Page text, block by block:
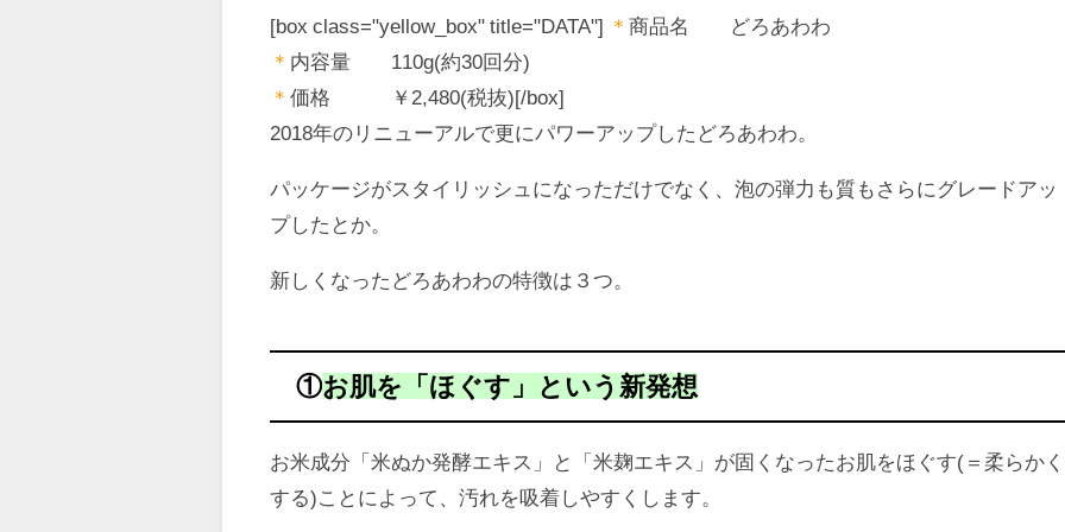
[box class="yellow_box" title="DATA"] ＊商品名 どろあわわ
＊ 内容量 110g(約30回分)
＊価格 ￥2,480(税抜)[/box]
2018年のリニューアルで更にパワーアップしたどろあわわ。
パッケージがスタイリッシュになっただけでなく、泡の弾力も質もさらにグレードアッ
プしたとか。
新しくなったどろあわわの特徴は３つ。
①お肌を「ほぐす」という新発想
お米成分「米ぬか発酵エキス」と「米麹エキス」が固くなったお肌をほぐす(＝柔らかく
する)ことによって、汚れを吸着しやすくします。